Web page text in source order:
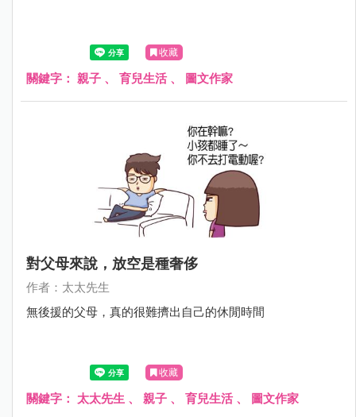
收藏
關鍵字： 親子 、 育兒生活、 圖文作家
對父母來說，放空是種奢侈
作者：太太先生
無後援的父母，真的很難擠出自己的休閒時間
收藏
關鍵字： 太太先生 、 親子 、 育兒生活、 圖文作家